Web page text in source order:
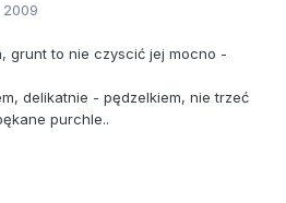
2009
grunt to nie czyscić jej mocno -
delikatnie - pędzelkiem, nie trzeć
purchle..